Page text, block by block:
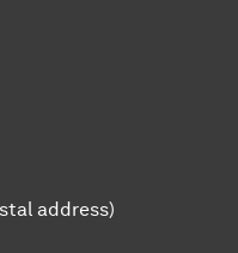
address)